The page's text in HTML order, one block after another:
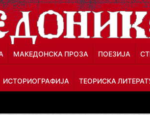
МАКЕДОНСКА ПРОЗА ПОЕЗИЈА
ИСТОРИОГРАФИЈА ТЕОРИСКА